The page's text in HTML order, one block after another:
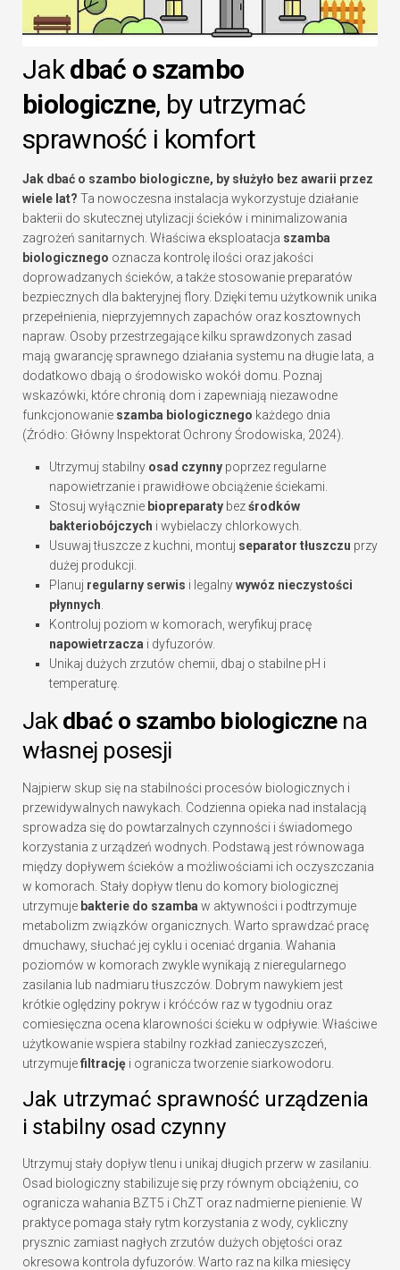
Jak dbać o szambo
biologiczne, by utrzymać
sprawność i komfort
Jak dbać o szambo biologiczne, by służyło bez awarii przez
wiele lat? Ta nowoczesna instalacja wykorzystuje działanie
bakterii do skutecznej utylizacji ścieków i minimalizowania
zagrożeń sanitarnych. Właściwa eksploatacja szamba
biologicznego oznacza kontrolę ilości oraz jakości
doprowadzanych ścieków, a także stosowanie preparatów
bezpiecznych dla bakteryjnej flory. Dzięki temu użytkownik unika
przepełnienia, nieprzyjemnych zapachów oraz kosztownych
napraw. Osoby przestrzegające kilku sprawdzonych zasad
mają gwarancję sprawnego działania systemu na długie lata, a
dodatkowo dbają o środowisko wokół domu. Poznaj
wskazówki, które chronią dom i zapewniają niezawodne
funkcjonowanie szamba biologicznego każdego dnia
(Źródło: Główny Inspektorat Ochrony Środowiska, 2024).
Utrzymuj stabilny osad czynny poprzez regularne
napowietrzanie i prawidłowe obciążenie ściekami.
Stosuj wyłącznie biopreparaty bezśrodków
bakteriobójczych i wybielaczy chlorkowych.
Usuwaj tłuszcze z kuchni, montuj separator tłuszczu przy
dużej produkcji.
Planuj regularny serwis i legalnywywóz nieczystości
płynnych
Kontroluj poziom w komorach, weryfikuj pracę
napowietrzacza i dyfuzorów.
Unikaj dużych zrzutów chemii, dbaj o stabilne pH i
temperaturę.
Jak dbać o szambo biologicznena
własnej posesji
Najpierw skup się na stabilności procesów biologicznych i
przewidywalnych nawykach. Codzienna opieka nad instalacją
sprowadza się do powtarzalnych czynności i świadomego
korzystania z urządzeń wodnych. Podstawą jest równowaga
między dopływem ścieków a możliwościami ich oczyszczania
w komorach. Stały dopływ tlenu do komory biologicznej
utrzymuje bakterie do szamba w aktywności i podtrzymuje
metabolizm związków organicznych. Warto sprawdzać pracę
dmuchawy, słuchać jej cyklu i oceniać drgania. Wahania
poziomów w komorach zwykle wynikają z nieregularnego
zasilania lub nadmiaru tłuszczów. Dobrym nawykiem jest
krótkie oględziny pokryw i króćców raz w tygodniu oraz
comiesięczna ocena klarowności ścieku w odpływie. Właściwe
użytkowanie wspiera stabilny rozkład zanieczyszczeń,
utrzymujefiltrację i ogranicza tworzenie siarkowodoru.
Jak utrzymać sprawność urządzenia
i stabilny osad czynny
Utrzymuj stały dopływ tlenu i unikaj długich przerw w zasilaniu.
Osad biologiczny stabilizuje się przy równym obciążeniu, co
ogranicza wahania BZT5 i ChZT oraz nadmierne pienienie. W
praktyce pomaga stały rytm korzystania z wody, cykliczny
prysznic zamiast nagłych zrzutów dużych objętości oraz
okresowa kontrola dyfuzorów. Warto raz na kilka miesięcy